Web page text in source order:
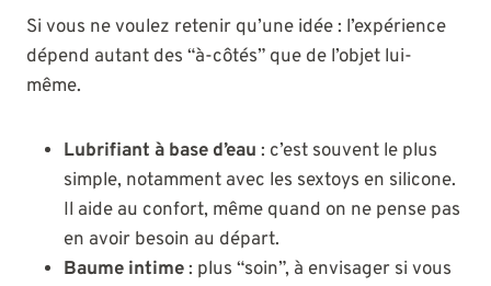
Si vous ne voulez retenir qu’une idée : l’expérience
dépend autant des “à-côtés” que de l’objet lui-
même.
Lubrifiant à base d’eau : c’est souvent le plus
simple, notamment avec les sextoys en silicone.
Il aide au confort, même quand on ne pense pas
en avoir besoin au départ.
Baume intime: plus “soin”, à envisager si vous